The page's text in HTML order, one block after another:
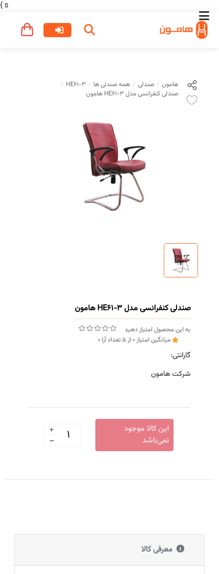
s
}
صندلی کنفرانسی مدل HE61-3 هامون
به این محصول امتیاز دهید
میانگین امتیاز0 از 5تعداد آرا 0
گارانتی:
شرکت هامون
+
-
این کالا موجود
نمی‌باشد
هامون صندلی همه صندلی ها
HE61-3
صندلی کنفرانسی مدل HE61-3 هامون
معرفی کالا